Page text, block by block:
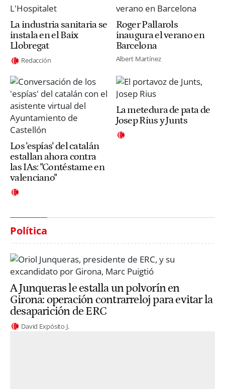
La industria sanitaria se
instala en el Baix
Llobregat
Redacción
Roger Pallarols
inaugura el verano en
Barcelona
Albert Martínez
Los 'espías' del catalán
estallan ahora contra
las IAs: "Contéstame en
valenciano"
La metedura de pata de
Josep Rius y Junts
Política
A Junqueras le estalla un polvorín en
Girona: operación contrarreloj para evitar la
desaparición de ERC
David Expósito J.